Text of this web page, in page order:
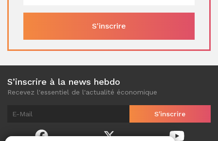
S’inscrire à la news hebdo
Recevez l'essentiel de l'actualité économique